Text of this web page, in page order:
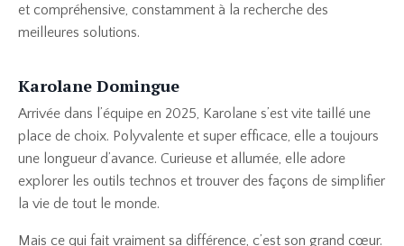
et compréhensive, constamment à la recherche des
meilleures solutions.
Karolane Domingue
Arrivée dans l’équipe en 2025, Karolane s’est vite taillé une
place de choix. Polyvalente et super efficace, elle a toujours
une longueur d’avance. Curieuse et allumée, elle adore
explorer les outils technos et trouver des façons de simplifier
la vie de tout le monde.
Mais ce qui fait vraiment sa différence, c’est son grand cœur.